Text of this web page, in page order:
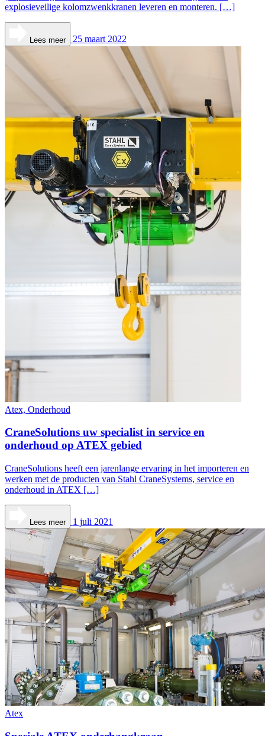
explosieveilige kolomzwenkkranen leveren en monteren. […]
Lees meer 25 maart 2022
Atex, Onderhoud
CraneSolutions uw specialist in service en
onderhoud op ATEX gebied
CraneSolutions heeft een jarenlange ervaring in het importeren en
werken met de producten van Stahl CraneSystems, service en
onderhoud in ATEX […]
Lees meer 1 juli 2021
Atex